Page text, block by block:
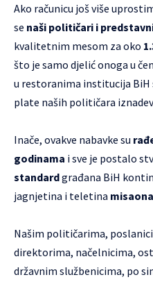
Ako računicu još više
se naši političari i
kvalitetnim mesom za oko
što je samo djelić onoga u
u restoranima institucija BiH
plate naših političara
Inače, ovakve nabavke su
godinama i sve je postalo
standardgrađana BiH
jagnjetina i teletina
Našim političarima,
direktorima, načelnicima,
državnim službenicima, po